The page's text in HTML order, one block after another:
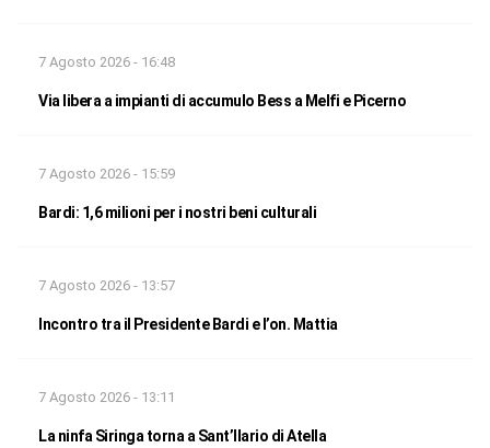
7 Agosto 2026 - 16:48
Via libera a impianti di accumulo Bess a Melfi e Picerno
7 Agosto 2026 - 15:59
Bardi: 1,6 milioni per i nostri beni culturali
7 Agosto 2026 - 13:57
Incontro tra il Presidente Bardi e l’on. Mattia
7 Agosto 2026 - 13:11
La ninfa Siringa torna a Sant’Ilario di Atella